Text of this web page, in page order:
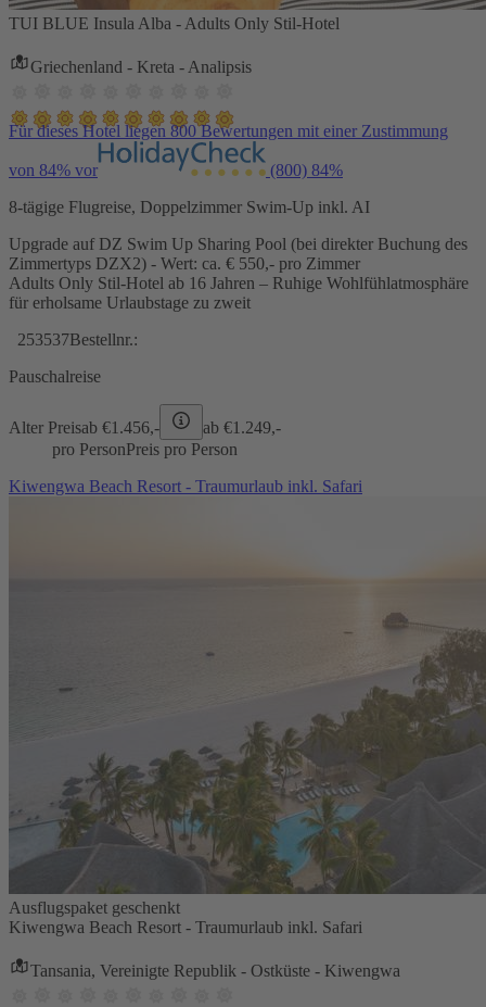
TUI BLUE Insula Alba - Adults Only Stil-Hotel
Griechenland - Kreta - Analipsis
Für dieses Hotel liegen 800 Bewertungen mit einer Zustimmung
von 84% vor (800) 84%
8-tägige Flugreise, Doppelzimmer Swim-Up inkl. AI
Upgrade auf DZ Swim Up Sharing Pool (bei direkter Buchung des
Zimmertyps DZX2) - Wert: ca. € 550,- pro Zimmer
Adults Only Stil-Hotel ab 16 Jahren – Ruhige Wohlfühlatmosphäre
für erholsame Urlaubstage zu zweit
253537Bestellnr.:
Pauschalreise
Alter Preisab €1.456,- ab €1.249,-
pro PersonPreis pro Person
Kiwengwa Beach Resort - Traumurlaub inkl. Safari
Ausflugspaket geschenkt
Kiwengwa Beach Resort - Traumurlaub inkl. Safari
Tansania, Vereinigte Republik - Ostküste - Kiwengwa